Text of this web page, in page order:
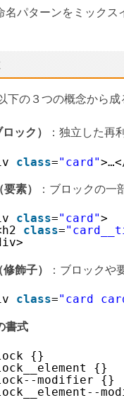
名パターンをミックス
下の３つの概念から成
ック） ：独立した再
class="card"
素） ：ブロックの一
class="card">
class=
飾子） ：ブロックや
class="card
書式
modifier